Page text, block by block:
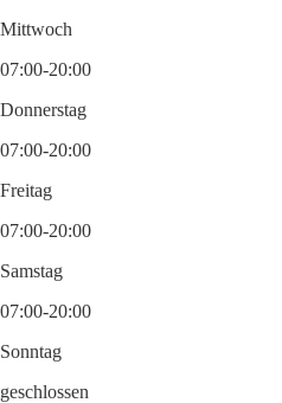
Mittwoch
07:00-20:00
Donnerstag
07:00-20:00
Freitag
07:00-20:00
Samstag
07:00-20:00
Sonntag
geschlossen